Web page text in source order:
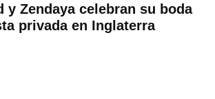
y Zendaya celebran su boda
privada en Inglaterra